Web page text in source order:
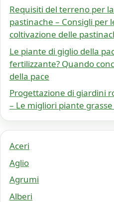
Requisiti del terreno per
pastinache – Consigli per
coltivazione delle
Le piante di giglio della
fertilizzante? Quando
della pace
Progettazione di giardini
– Le migliori piante
Aceri
Aglio
Agrumi
Alberi